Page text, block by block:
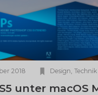
2018 Design Technik
unter macOS